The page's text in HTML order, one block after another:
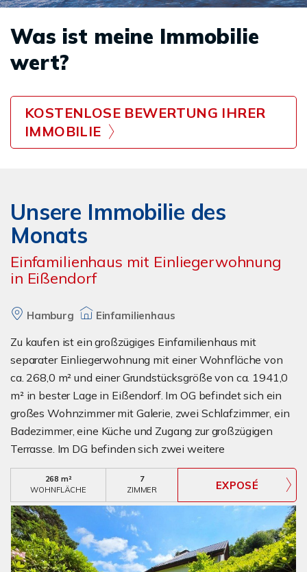
Was ist meine Immobilie
wert?
KOSTENLOSE BEWERTUNG IHRER
IMMOBILIE
Unsere Immobilie des
Monats
Einfamilienhaus mit Einliegerwohnung
in Eißendorf
Hamburg Einfamilienhaus
Zu kaufen ist ein großzügiges Einfamilienhaus mit
separater Einliegerwohnung mit einer Wohnfläche von
ca. 268,0 m² und einer Grundstücksgröße von ca. 1941,0
m² in bester Lage in Eißendorf. Im OG befindet sich ein
großes Wohnzimmer mit Galerie, zwei Schlafzimmer, ein
Badezimmer, eine Küche und Zugang zur großzügigen
Terrasse. Im DG befinden sich zwei weitere
Schlafzimmer, ein Durchgangsraum, ein Badezimmer
sowie großer Balkon. Im EG befindet sich ein Heiz- und
Wirtschaftsraum, die Garage und die Einliegerwohnung
mit zwei Zimmern, Küche, Badezimmer und eigener
Terrasse. Beide Wohnungen haben separate Eingänge.
268 m²
WOHNFLÄCHE
7
ZIMMER